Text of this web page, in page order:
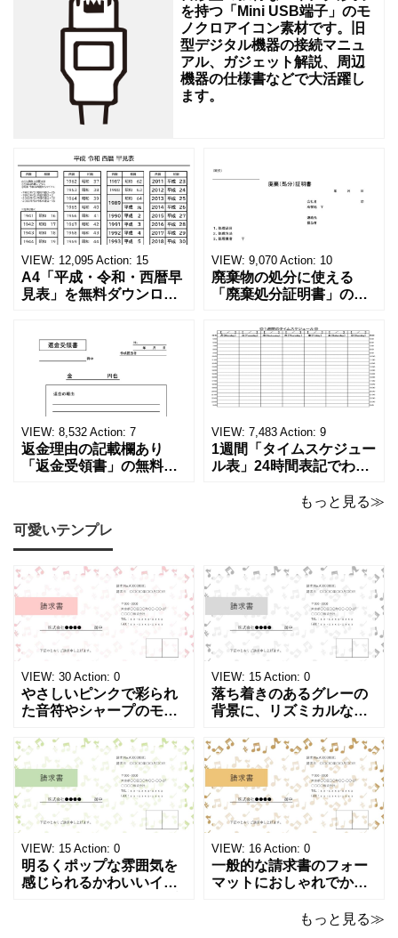
を持つ「Mini USB端子」のモ
ノクロアイコン素材です。旧
型デジタル機器の接続マニュ
アル、ガジェット解説、周辺
機器の仕様書などで大活躍し
ます。
VIEW: 12,095 Action: 15
A4「平成・令和・西暦早
見表」を無料ダウンロー
る！印刷可能な一覧表！
印刷可能な平成・令和・
西暦早見表を無料ダウン
ロードでご利用いただけ
ます。 パソコンに保存し
ていただくか、A4サイズ
でコピーしてご
VIEW: 9,070 Action: 10
廃棄物の処分に使える
「廃棄処分証明書」の無
ーカーの代理店、回収業
者へおすすめ！(Excel・
Word・PDF)正しく廃棄
されたことを証明する書
類「廃棄処分証明書」の
テンプレートです。 量販
店や家電メーカーの代理
店、回収
VIEW: 8,532 Action: 7
返金理由の記載欄あり
「返金受領書」の無料テ
め！過払い･誤入金などが
発生した際にも使える、
モノクロでシンプルな
「返金領収書」のテンプ
レートとなります。 A4縦
型サイズで用紙に印
VIEW: 7,483 Action: 9
1週間「タイムスケジュー
ル表」24時間表記でわか
ト！A4横型ExcelやWord
表になります。 A4横型サ
イズの無料テンプレート
で、Excel・Wo
もっと見る≫
可愛いテンプレ
VIEW: 30 Action: 0
やさしいピンクで彩られ
た音符やシャープのモチ
がる、キュートで華やか
な請求書テンプレートで
す。出演料、演奏ギャ
ラ、取材費請求、イベン
ト請求などの書類作成に
ご活用ください。 表の項
目は現在は品目、数量、
単価、金額になってい
VIEW: 15 Action: 0
落ち着きのあるグレーの
背景に、リズミカルな音
が浮かぶ、シンプルでス
タイリッシュな請求書テ
ンプレートです。シック
で洗練されたモノトーン
調のカラーは、モノクロ
印刷、FAX送信にも使え
るデザインです。 大人の
音楽教室やプライ
VIEW: 15 Action: 0
明るくポップな雰囲気を
感じられるかわいいイラ
VIEW: 16 Action: 0
一般的な請求書のフォー
マットにおしゃれでかわ
請求書のテンプレートで
もっと見る≫